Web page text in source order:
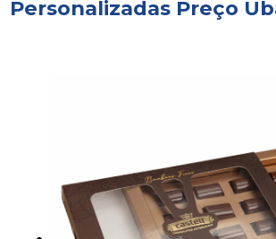
Personalizadas Preço